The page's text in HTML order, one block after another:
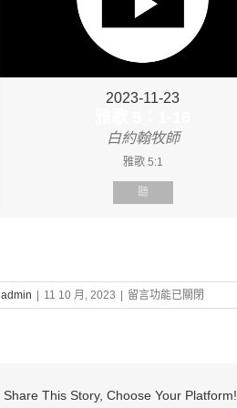
2023-11-23
白約翰牧師
雅歌 5:1
聽
admin 11 10 月, 2023
在
〈證
歌
留言功能已關閉
Share This Story, Choose Your Platform!